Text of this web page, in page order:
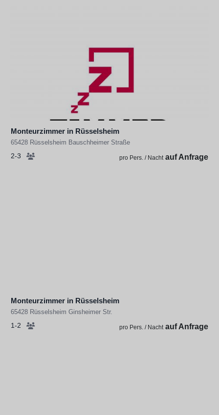
Monteurzimmer in Rüsselsheim
65428 Rüsselsheim Bauschheimer Straße
2-3 pro Pers. / Nacht auf Anfrage
Monteurzimmer in Rüsselsheim
65428 Rüsselsheim Ginsheimer Str.
1-2 pro Pers. / Nacht auf Anfrage